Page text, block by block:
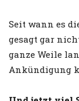
Seit wann es
gesagt gar
ganze Weile
Ankündigung